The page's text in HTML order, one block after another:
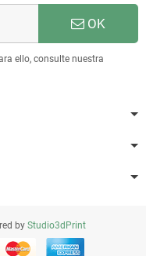
OK
ello, consulte nuestra
by Studio3dPrint